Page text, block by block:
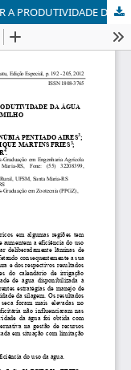
IRRIGAÇÃO DEFICITÁRIA PARA AUMENTAR A PRODUTIVIDADE DA ÁGUA NA PRODUÇÃO DE SILAGEM DE MILHO